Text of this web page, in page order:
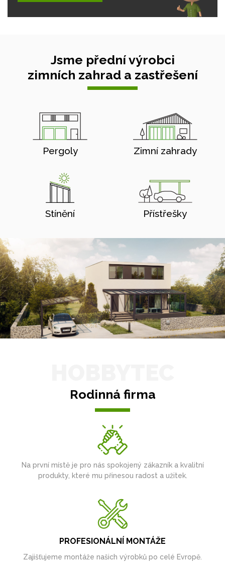
Jsme přední výrobci
zimních zahrad a zastřešení
Pergoly Zimní zahrady
Stínění Přístřešky
Rodinná firma
Na první místě je pro nás spokojený zákazník a kvalitní
produkty, které mu přinesou radost a užitek.
PROFESIONÁLNÍ MONTÁŽE
Zajišťujeme montáže našich výrobků po celé Evropě.